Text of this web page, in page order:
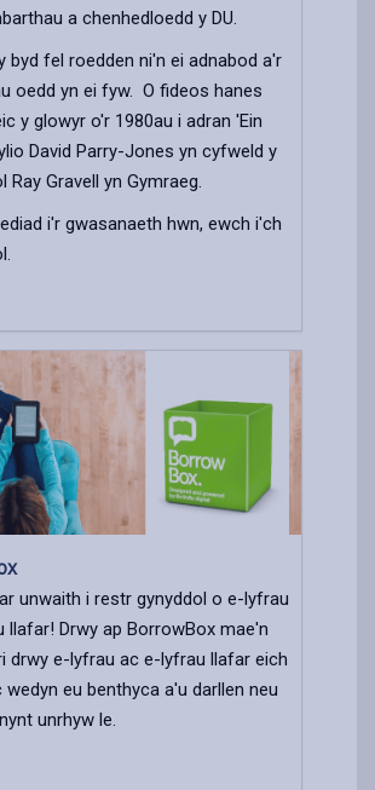
a chenhedloedd y DU.
byd fel roedden ni'n ei adnabod a'r
oedd yn ei fyw. O fideos hanes
y glowyr o'r 1980au i adran 'Ein
David Parry-Jones yn cyfweld y
Ray Gravell yn Gymraeg.
i'r gwasanaeth hwn, ewch i'ch
unwaith i restr gynyddol o e-lyfrau
llafar! Drwy ap BorrowBox mae'n
drwy e-lyfrau ac e-lyfrau llafar eich
wedyn eu benthyca a'u darllen neu
unrhyw le.